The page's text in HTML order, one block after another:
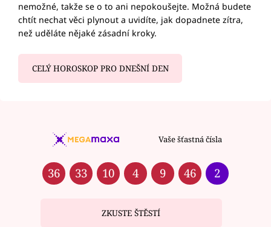
nemožné, takže se o to ani nepokoušejte. Možná budete
chtít nechat věci plynout a uvidíte, jak dopadnete zítra,
než uděláte nějaké zásadní kroky.
CELÝ HOROSKOP PRO DNEŠNÍ DEN
Vaše šťastná čísla
36 33 10 4 9 46 2
ZKUSTE ŠTĚSTÍ